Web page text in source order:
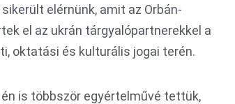
elérnünk, amit az Orbán-
el az ukrán tárgyalópartnerekkel a
oktatási és kulturális jogai terén.
is többször egyértelművé tettük,